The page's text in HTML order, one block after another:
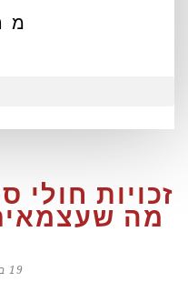
זכויות חולי
מה
19 במאי 2026